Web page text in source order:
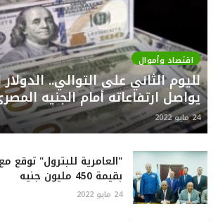
اقتصاد وأموال
لليوم الثاني على التوالي..
يواصل ارتفاعاته أمام الجنيه
24 مايو 2022
"العامرية للبترول"
بقيمة 450 مليون جنيه
24 مايو 2022